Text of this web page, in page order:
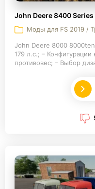
John Deere 8400 Series
Моды для FS 2019 /
John Deere 8000
179 л.с.; –
противовес; – Выбор